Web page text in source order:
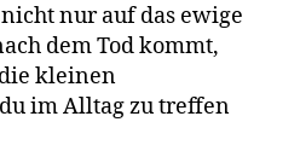
nur auf das ewige
dem Tod kommt,
kleinen
im Alltag zu treffen